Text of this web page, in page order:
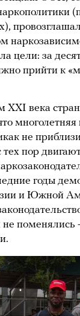
цели: за
прийти к
XXI века
многолетняя
не
пор
годы
и Южной
не поменялись